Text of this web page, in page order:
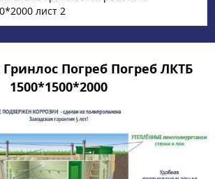
лист 2
Гринлос Погреб Погреб ЛКТБ
1500*1500*2000